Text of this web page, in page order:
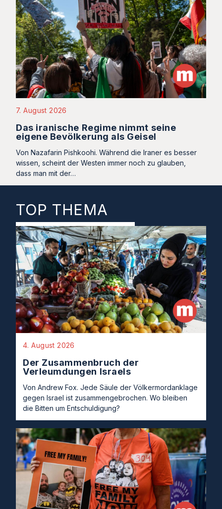
7. August 2026
Das iranische Regime nimmt seine
eigene Bevölkerung als Geisel
Von Nazafarin Pishkoohi. Während die Iraner es besser
wissen, scheint der Westen immer noch zu glauben,
dass man mit der…
TOP THEMA
4. August 2026
Der Zusammenbruch der
Verleumdungen Israels
Von Andrew Fox. Jede Säule der Völkermordanklage
gegen Israel ist zusammengebrochen. Wo bleiben
die Bitten um Entschuldigung?